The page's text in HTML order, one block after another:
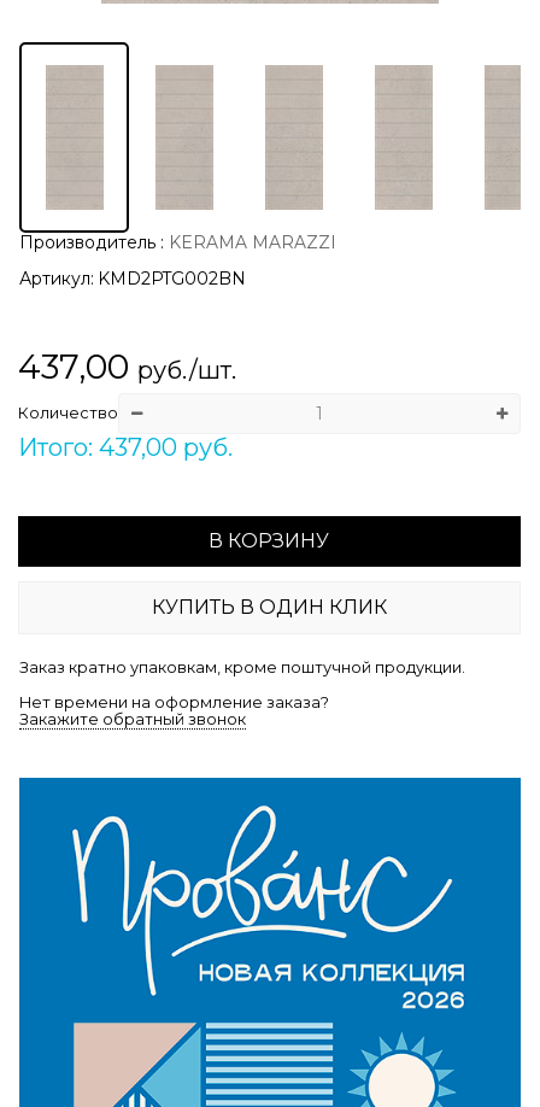
Производитель : KERAMA MARAZZI
Артикул: KMD2PTG002BN
437,00 руб./шт.
Количество
Итого: 437,00 руб.
В КОРЗИНУ
КУПИТЬ В ОДИН КЛИК
Заказ кратно упаковкам, кроме поштучной продукции.
Нет времени на оформление заказа?
Закажите обратный звонок